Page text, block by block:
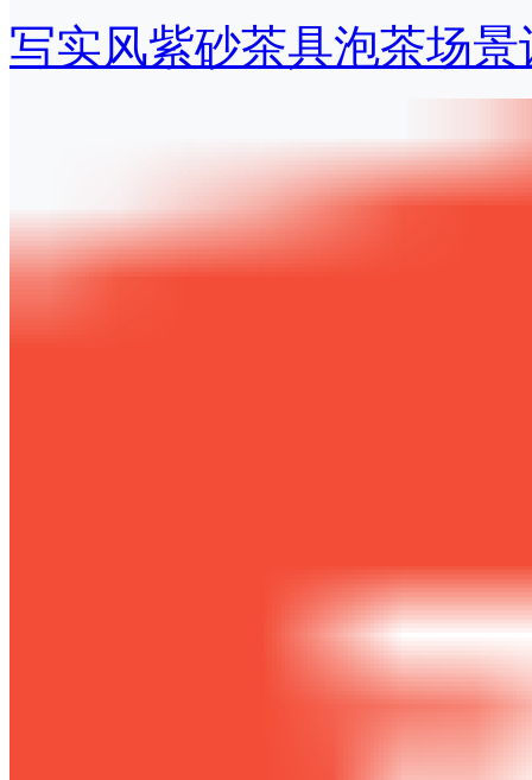
写实风紫砂茶具泡茶场